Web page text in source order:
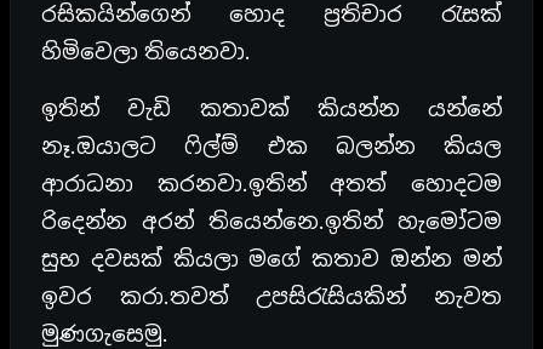
රසිකයින්ගෙන් හොද ප්‍රතිචාර රැසක්
හිමිවෙලා තියෙනවා.
ඉතින් වැඩි කතාවක් කියන්න යන්නේ
නෑ.ඔයාලට ෆිල්ම් එක බලන්න කියල
ආරාධනා කරනවා.ඉතින් අතත් හොදටම
රිදෙන්න අරන් තියෙන්නෙ.ඉතින් හැමෝටම
සුභ දවසක් කියලා මගේ කතාව ඔන්න මන්
ඉවර කරා.තවත් උපසිරැසියකින් නැවත
මුණගැසෙමු.